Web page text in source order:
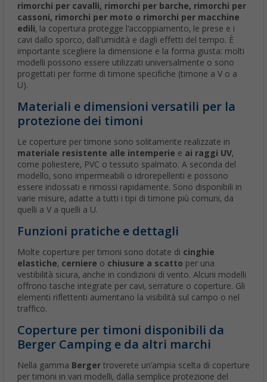
rimorchi per cavalli, rimorchi per barche, rimorchi per
cassoni, rimorchi per moto o rimorchi per macchine
edili, la copertura protegge l'accoppiamento, le prese e i
cavi dallo sporco, dall'umidità e dagli effetti del tempo. È
importante scegliere la dimensione e la forma giusta: molti
modelli possono essere utilizzati universalmente o sono
progettati per forme di timone specifiche (timone a V o a
U).
Materiali e dimensioni versatili per la
protezione dei timoni
Le coperture per timone sono solitamente realizzate in
materiale resistente alle intemperie e ai raggi UV,
come poliestere, PVC o tessuto spalmato. A seconda del
modello, sono impermeabili o idrorepellenti e possono
essere indossati e rimossi rapidamente. Sono disponibili in
varie misure, adatte a tutti i tipi di timone più comuni, da
quelli a V a quelli a U.
Funzioni pratiche e dettagli
Molte coperture per timoni sono dotate di cinghie
elastiche, cerniere o chiusure a scatto per una
vestibilità sicura, anche in condizioni di vento. Alcuni modelli
offrono tasche integrate per cavi, serrature o coperture. Gli
elementi riflettenti aumentano la visibilità sul campo o nel
traffico.
Coperture per timoni disponibili da
Berger Camping e da altri marchi
Nella gamma Berger troverete un'ampia scelta di coperture
per timoni in vari modelli, dalla semplice protezione del